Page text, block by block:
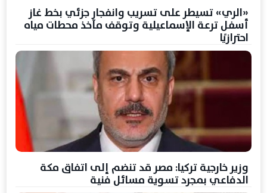
«الري» تسيطر على تسريب وانفجار جزئي بخط غاز
أسفل ترعة الإسماعيلية وتوقف مآخذ محطات مياه
احترازيًا
وزير خارجية تركيا: مصر قد تنضم إلى اتفاق مكة
الدفاعي بمجرد تسوية مسائل فنية